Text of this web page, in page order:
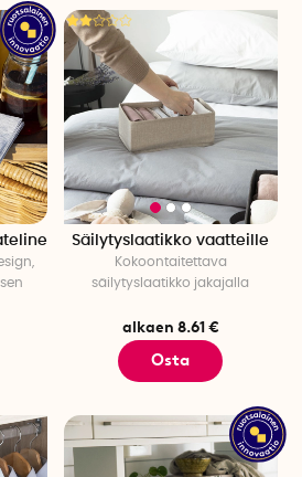
Säilytyslaatikko vaatteille
Kokoontaitettava
säilytyslaatikko jakajalla
alkaen 8.61 €
Osta